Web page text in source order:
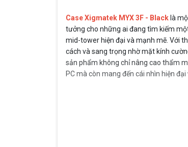
Case Xigmatek MYX 3F - Black là
tưởng cho những ai đang tìm kiếm
mid-tower hiện đại và mạnh mẽ. Với
cách và sang trọng nhờ mặt kính
sản phẩm không chỉ nâng cao thẩm
PC mà còn mang đến cái nhìn hiện đại